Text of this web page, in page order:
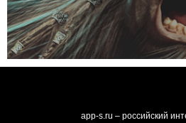
app-s.ru – российский